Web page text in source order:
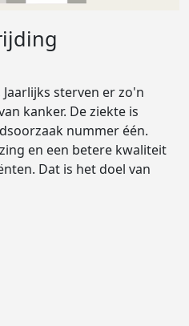
sterven er zo'n
kanker. De ziekte is
nummer één.
en een betere kwaliteit
Dat is het doel van